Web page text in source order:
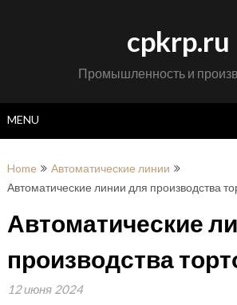
cpkrp.ru
Промышленность и
MENU
Home
Автоматические линии
Автоматические линии для производства
Автоматические
производства
12 июня 2024